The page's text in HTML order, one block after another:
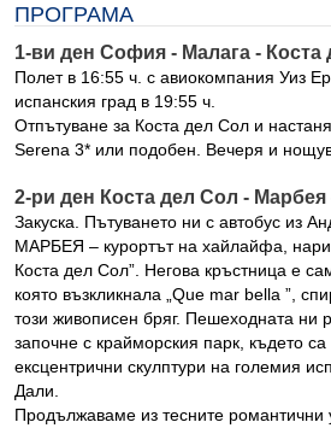
ПРОГРАМА
1-ви ден София - Малага - Коста
Полет в 16:55 ч. с авиокомпания Уиз
испанския град в 19:55 ч.
Отпътуване за Коста дел Сол и
Serena 3* или подобен. Вечеря и
2-ри ден Коста дел Сол - Марбея
Закуска. Пътуването ни с автобус из
МАРБЕЯ – курортът на хайлайфа,
Коста дел Сол”. Негова кръстница е
която възкликнала „Que mar bella ”,
този живописен бряг. Пешеходната ни
започне с крайморския парк, където
ексцентрични скулптури на големия
Дали.
Продължаваме из тесните романтични